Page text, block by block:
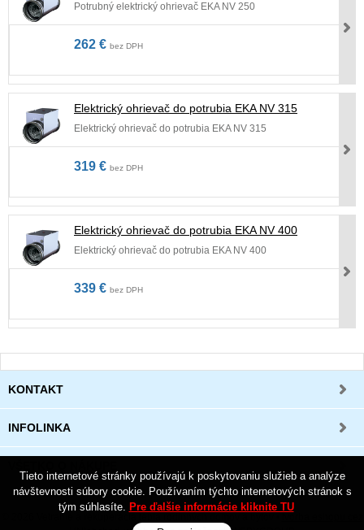
Potrubný elektrický ohrievač EKA NV 250
262 € bez DPH
Elektrický ohrievač do potrubia EKA NV 315
Elektrický ohrievač do potrubia EKA NV 315
319 € bez DPH
Elektrický ohrievač do potrubia EKA NV 400
Elektrický ohrievač do potrubia EKA NV 400
339 € bez DPH
KONTAKT
INFOLINKA
Tieto internetové stránky používajú k poskytovaniu služieb a analýze
návštevnosti súbory cookie. Používaním týchto internetových stránok s
tým súhlasíte. Pre ďalšie informácie kliknite TU